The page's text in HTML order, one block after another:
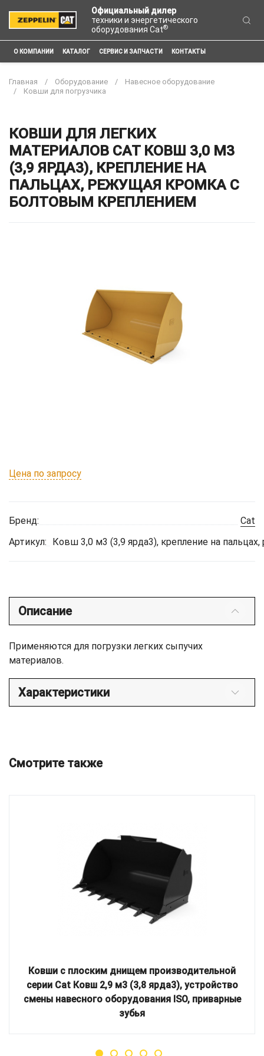
Официальный дилер
техники и энергетического
оборудования Cat®
О КОМПАНИИ КАТАЛОГ СЕРВИС И ЗАПЧАСТИ КОНТАКТЫ
Главная Оборудование
Навесное оборудование
Ковши для погрузчика
КОВШИ ДЛЯ ЛЕГКИХ
МАТЕРИАЛОВ CAT КОВШ 3,0 М3
(3,9 ЯРДА3), КРЕПЛЕНИЕ НА
ПАЛЬЦАХ, РЕЖУЩАЯ КРОМКА С
БОЛТОВЫМ КРЕПЛЕНИЕМ
Цена по запросу
Бренд:
Cat
Артикул:
Ковш 3,0 м3 (3,9 ярда3), крепление на
Описание
Применяются для погрузки легких сыпучих
материалов.
Характеристики
Смотрите также
Ковши с плоским днищем производительной
серии Cat Ковш 2,9 м3 (3,8 ярда3), устройство
смены навесного оборудования ISO, приварные
зубья